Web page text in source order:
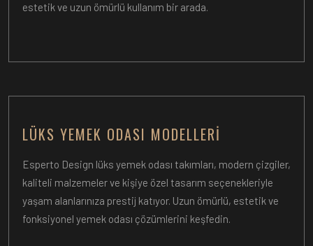
estetik ve uzun ömürlü kullanım bir arada.
LÜKS YEMEK ODASI MODELLERI
Esperto Design lüks yemek odası takımları, modern çizgiler,
kaliteli malzemeler ve kişiye özel tasarım seçenekleriyle
yaşam alanlarınıza prestij katıyor. Uzun ömürlü, estetik ve
fonksiyonel yemek odası çözümlerini keşfedin.